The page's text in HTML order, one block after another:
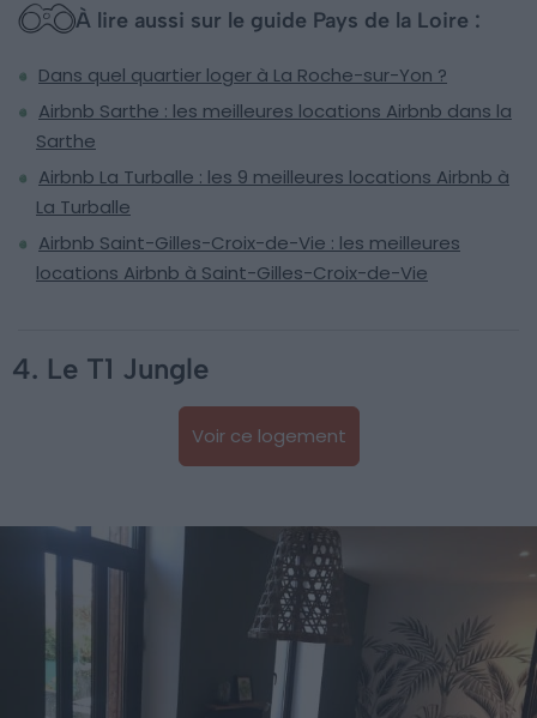
À lire aussi sur le guide Pays de la Loire :
Dans quel quartier loger à La Roche-sur-Yon ?
Airbnb Sarthe : les meilleures locations Airbnb dans la
Sarthe
Airbnb La Turballe : les 9 meilleures locations Airbnb à
La Turballe
Airbnb Saint-Gilles-Croix-de-Vie : les meilleures
locations Airbnb à Saint-Gilles-Croix-de-Vie
4. Le T1 Jungle
Voir ce logement